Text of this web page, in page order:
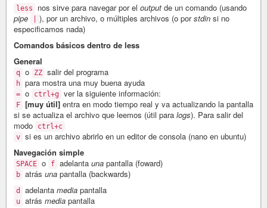
less nos sirve para navegar por el output de un comando (usando
pipe
), por un archivo, o múltiples archivos (o porstdin si no
especificamos nada)
Comandos básicos dentro de less
General
q o ZZ salir del programa
h para mostra una muy buena ayuda
= o ctrl+g ver la siguiente información:
F [muy útil] entra en modo tiempo real y va actualizando la pantalla
si se actualiza el archivo que leemos (útil para logs). Para salir del
modo
ctrl+c
v si es un archivo abrirlo en un editor de consola (nano en ubuntu)
Navegación simple
SPACE o f adelanta una pantalla (foward)
b atrás una pantalla (backwards)
d adelanta media pantalla
u atrás media pantalla